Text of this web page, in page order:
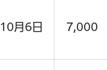
10月6日 7,000